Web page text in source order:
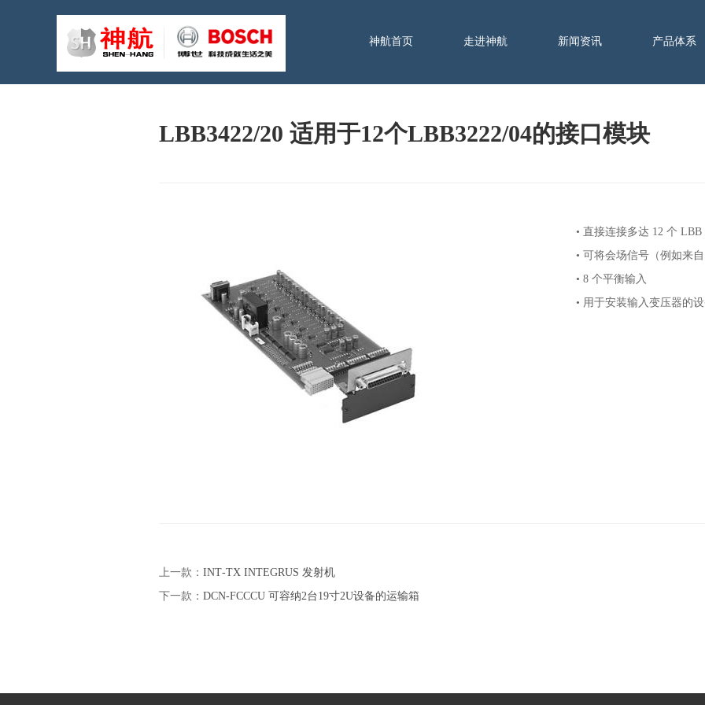
神航首页 走进神航 新闻资讯 产品体系
LBB3422/20 适用于12个LBB3222/04的接口模块
• 直接连接多达 12 个
• 可将会场信号（例如来
• 8 个平衡输入
• 用于安装输入变压器的
上一款： INT‑TX INTEGRUS 发射机
下一款： DCN-FCCCU 可容纳2台19寸2U设备的运输箱